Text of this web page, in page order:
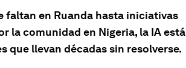
faltan en Ruanda hasta iniciativas
la comunidad en Nigeria, la IA está
que llevan décadas sin resolverse.